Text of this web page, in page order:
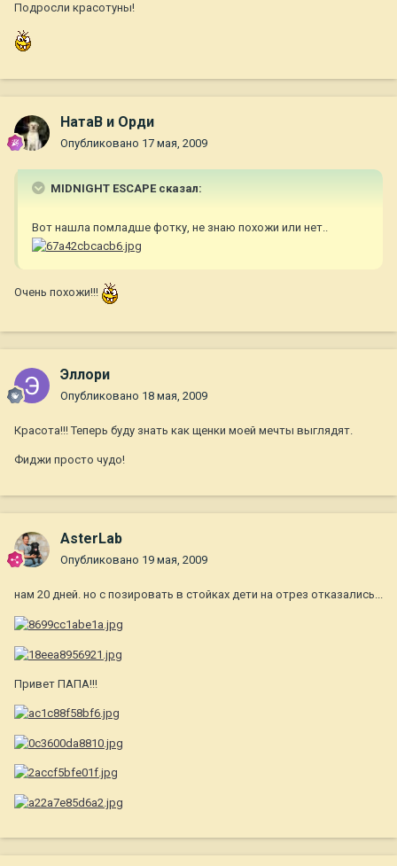
Подросли красотуны!
НатаВ и Орди
Опубликовано 17 мая, 2009
MIDNIGHT ESCAPE сказал:
Вот нашла помладше фотку, не знаю похожи или нет..
Очень похожи!!!
Эллори
Опубликовано 18 мая, 2009
Красота!!! Теперь буду знать как щенки моей мечты выглядят.
Фиджи просто чудо!
AsterLab
Опубликовано 19 мая, 2009
нам 20 дней. но с позировать в стойках дети на отрез отказались...
Привет ПАПА!!!